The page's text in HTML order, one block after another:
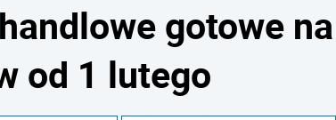
gotowe
od 1 lutego